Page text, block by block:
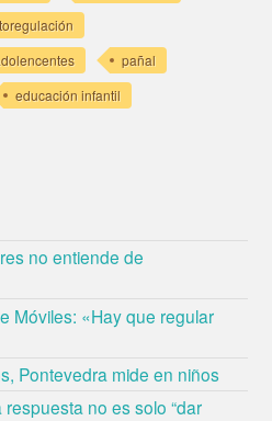
pañal
educación infantil
no entiende de
Móviles: «Hay que regular
Pontevedra mide en niños
no es solo “dar